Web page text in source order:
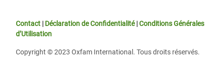
Contact | Déclaration de Confidentialité|Conditions Générales
d’Utilisation
Copyright © 2023 Oxfam International. Tous droits réservés.